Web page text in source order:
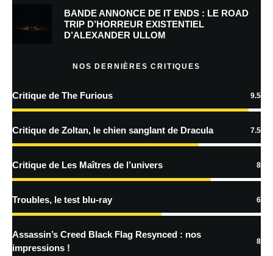
Prévenez-moi de tous les nouveaux commentaires par e-mail.
En savoir
traitées
BANDE ANNONCE DE IT ENDS : LE ROAD
TRIP D’HORREUR EXISTENTIEL
D’ALEXANDER ULLOM
NOS DERNIÈRES CRITIQUES
Critique de The Furious 9.5
Critique de Zoltan, le chien sanglant de Dracula 7.5
Critique de Les Maîtres de l’univers 8
Troubles, le test blu-ray 6
Assassin’s Creed Black Flag Resynced : nos
impressions !
8